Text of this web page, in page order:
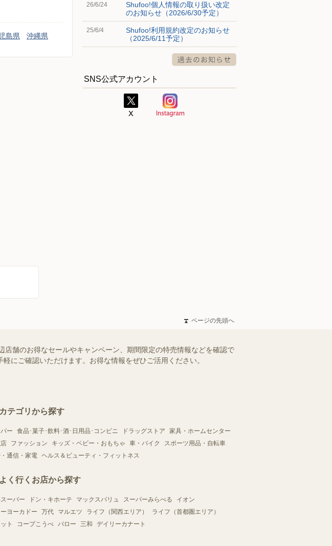
島県 沖縄県
26/6/24
Shufoo!個人情報の取り扱い改定
のお知らせ（2026/6/30予定）
25/6/4
Shufoo!利用規約改定のお知らせ
（2025/6/11予定）
SNS公式アカウント
ページの先頭へ
舗のお得なセールやキャンペーン、期間限定の特売情報などを確認で
にご確認いただけます。お得な情報をぜひご活用ください。
カテゴリから探す
ー 食品･菓子･飲料･酒･日用品･コンビニ ドラッグストア
家具・ホームセンター
ファッション キッズ・ベビー・おもちゃ 車・バイク
スポーツ用品・自転車
通信・家電 ヘルス＆ビューティ・フィットネス
よく行くお店から探す
ーパー ドン・キホーテ マックスバリュ スーパーみらべる
イオン
ヨーカドー
万代 マルエツ ライフ（関西エリア）
ライフ（首都圏エリア）
ト
コープこうべ バロー 三和 デイリーカナート